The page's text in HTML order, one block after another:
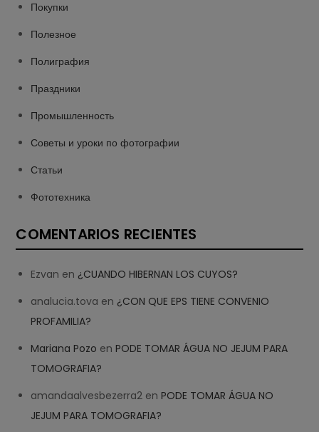
Покупки
Полезное
Полиграфия
Праздники
Промышленность
Советы и уроки по фотографии
Статьи
Фототехника
COMENTARIOS RECIENTES
Ezvan en ¿CUANDO HIBERNAN LOS CUYOS?
analucia.tova en ¿CON QUE EPS TIENE CONVENIO
PROFAMILIA?
Mariana Pozo enPODE TOMAR ÁGUA NO JEJUM PARA
TOMOGRAFIA?
amandaalvesbezerra2 enPODE TOMAR ÁGUA NO
JEJUM PARA TOMOGRAFIA?